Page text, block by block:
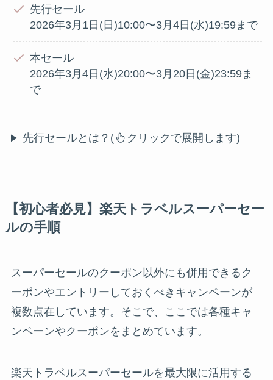
先行セール
2026年3月1日(日)10:00〜3月4日(水)19:59まで
本セール
2026年3月4日(水)20:00〜3月20日(金)23:59ま
で
先行セールとは？( クリックで展開します)
【初心者必見】楽天トラベルスーパーセー
ルの手順
スーパーセールのクーポン以外にも併用できるク
ーポンやエントリーしておくべきキャンペーンが
複数点在しています。そこで、ここでは各種キャ
ンペーンやクーポンをまとめています。
楽天トラベルスーパーセールを最大限に活用する